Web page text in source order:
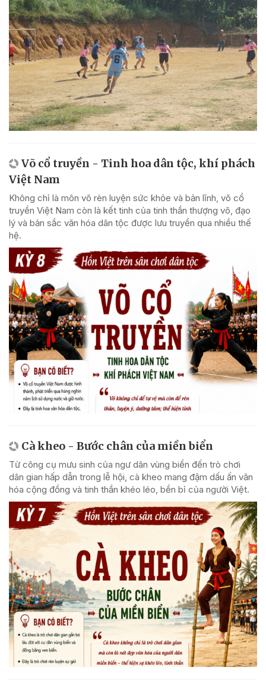
Võ cổ truyền - Tinh hoa dân tộc, khí phách
Việt Nam
Không chỉ là môn võ rèn luyện sức khỏe và bản lĩnh, võ cổ
truyền Việt Nam còn là kết tinh của tinh thần thượng võ, đạo
lý và bản sắc văn hóa dân tộc được lưu truyền qua nhiều thế
hệ.
Cà kheo - Bước chân của miền biển
Từ công cụ mưu sinh của ngư dân vùng biển đến trò chơi
dân gian hấp dẫn trong lễ hội, cà kheo mang đậm dấu ấn văn
hóa cộng đồng và tinh thần khéo léo, bền bỉ của người Việt.